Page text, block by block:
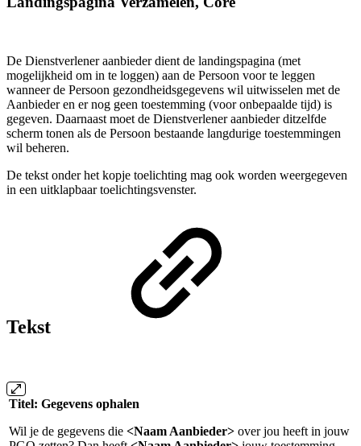
De Dienstverlener aanbieder dient de landingspagina (met
mogelijkheid om in te loggen) aan de Persoon voor te leggen
wanneer de Persoon gezondheidsgegevens wil uitwisselen met de
Aanbieder en er nog geen toestemming (voor onbepaalde tijd) is
gegeven. Daarnaast moet de Dienstverlener aanbieder ditzelfde
scherm tonen als de Persoon bestaande langdurige toestemmingen
wil beheren.
De tekst onder het kopje toelichting mag ook worden weergegeven
in een uitklapbaar toelichtingsvenster.
Tekst
Titel: Gegevens ophalen
Wil je de gegevens die <Naam Aanbieder> over jou heeft in jouw